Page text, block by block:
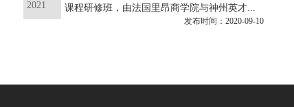
2021
课程研修班，由法国里昂商学院与神州英才...
发布时间：2020-09-10